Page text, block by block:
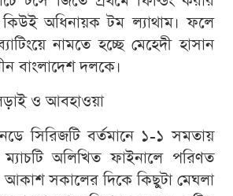
কিউই অধিনায়ক টম ল্যাথাম। ফলে
নামতে হচ্ছে মেহেদী হাসান
বাংলাদেশ দলকে।
ও আবহাওয়া
সিরিজটি বর্তমানে ১-১ সমতায়
অলিখিত ফাইনালে পরিণত
আকাশ সকালের দিকে কিছুটা মেঘলা